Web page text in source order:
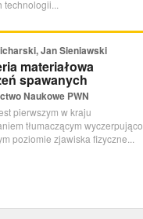
Jan Sieniawski
materiałowa
spawanych
Naukowe PWN
pierwszym w kraju
tłumaczącym wyczerpująco
poziomie zjawiska fizyczne...